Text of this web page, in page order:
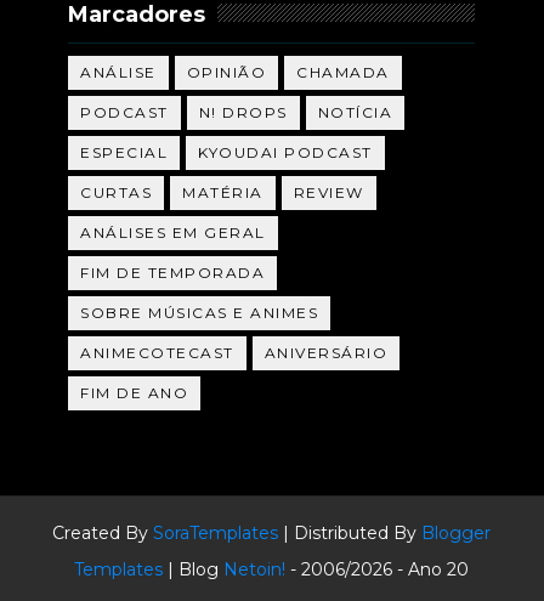
Marcadores
ANÁLISE OPINIÃO CHAMADA
PODCAST N! DROPS NOTÍCIA
ESPECIAL KYOUDAI PODCAST
CURTAS MATÉRIA REVIEW
ANÁLISES EM GERAL
FIM DE TEMPORADA
SOBRE MÚSICAS E ANIMES
ANIMECOTECAST ANIVERSÁRIO
FIM DE ANO
Created BySoraTemplates | Distributed By Blogger
Templates | Blog Netoin! - 2006/2026 - Ano 20